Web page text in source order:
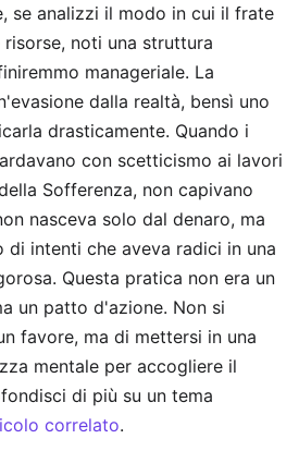
se analizzi il modo in cui il frate
noti una struttura
manageriale. La
dalla realtà, bensì uno
drasticamente. Quando i
con scetticismo ai lavori
Sofferenza, non capivano
nasceva solo dal denaro, ma
di intenti che aveva radici in una
Questa pratica non era un
un patto d'azione. Non si
favore, ma di mettersi in una
mentale per accogliere il
di più su un tema
correlato.